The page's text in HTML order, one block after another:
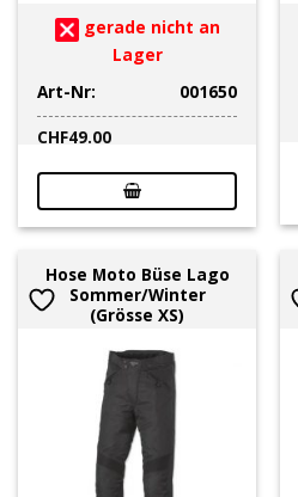
gerade nicht an
Lager
Art-Nr:
001650
CHF49.00
Hose Moto Büse Lago
Sommer/Winter
(Grösse XS)